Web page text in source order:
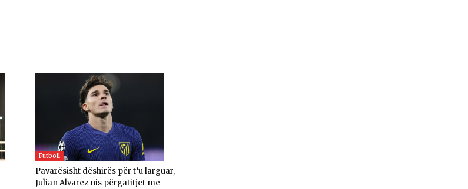
Futboll
Pavarësisht dëshirës për t’u larguar,
Julian Alvarez nis përgatitjet me